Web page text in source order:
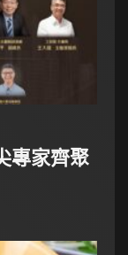
專家齊聚